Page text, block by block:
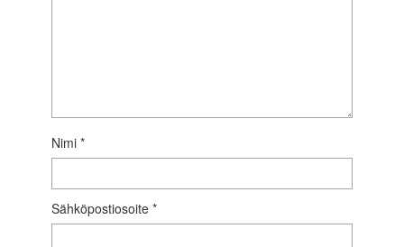
Nimi *
Sähköpostiosoite *